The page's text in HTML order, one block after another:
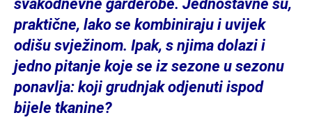
svakodnevne garderobe. Jednostavne su,
praktične, lako se kombiniraju i uvijek
odišu svježinom. Ipak, s njima dolazi i
jedno pitanje koje se iz sezone u sezonu
ponavlja: koji grudnjak odjenuti ispod
bijele tkanine?